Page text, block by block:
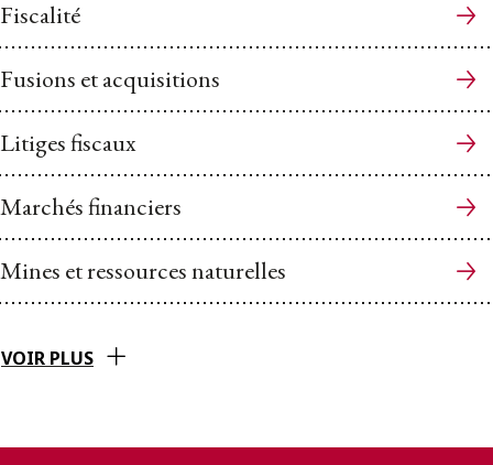
Fiscalité
Fusions et acquisitions
Litiges fiscaux
Marchés financiers
Mines et ressources naturelles
VOIR PLUS